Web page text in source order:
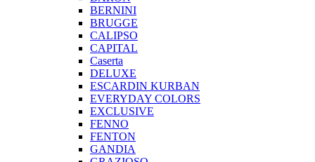
BERNINI
BRUGGE
CALIPSO
CAPITAL
Caserta
DELUXE
ESCARDIN KURBAN
EVERYDAY COLORS
EXCLUSIVE
FENNO
FENTON
GANDIA